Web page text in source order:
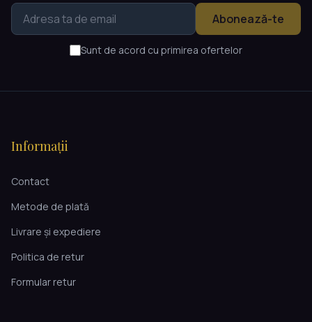
Abonează-te
Sunt de acord cu primirea ofertelor
Informații
Contact
Metode de plată
Livrare și expediere
Politica de retur
Formular retur